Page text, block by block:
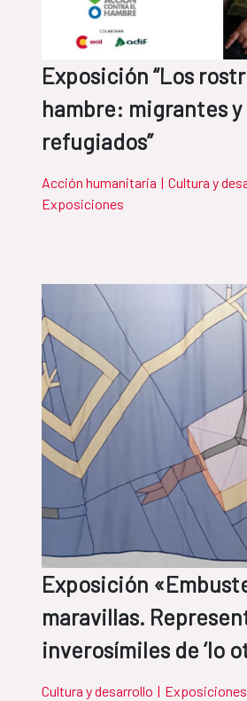
Exposición “Los
hambre: migrantes y
refugiados”
Acción humanitaria | Cultura y
Exposiciones
Exposición
maravillas.
inverosímiles de ‘lo
Cultura y desarrollo | Exposiciones